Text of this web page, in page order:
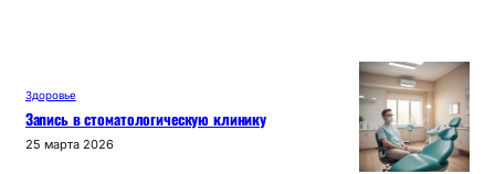
Здоровье
Запись в стоматологическую клинику
25 марта 2026